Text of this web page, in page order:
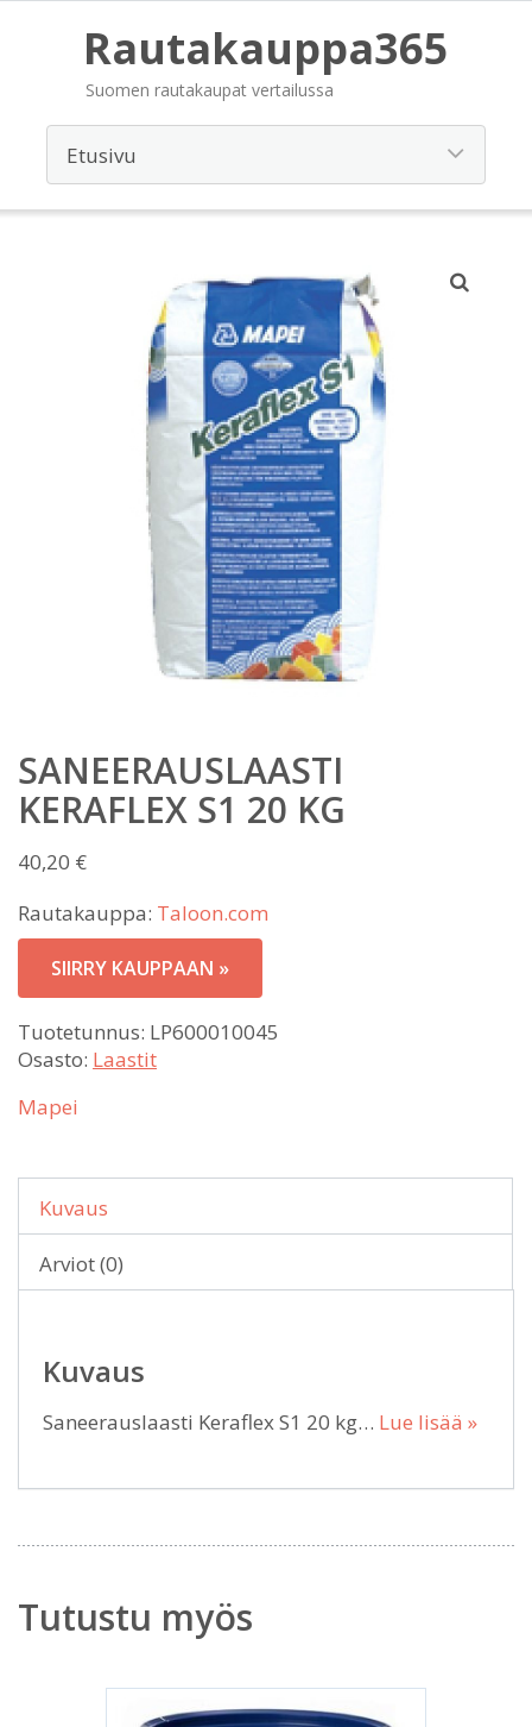
Rautakauppa365
Suomen rautakaupat vertailussa
SANEERAUSLAASTI
KERAFLEX S1 20 KG
40,20 €
Rautakauppa: Taloon.com
SIIRRY KAUPPAAN »
Tuotetunnus: LP600010045
Osasto: Laastit
Mapei
Kuvaus
Arviot (0)
Kuvaus
Saneerauslaasti Keraflex S1 20 kg… Lue lisää »
Tutustu myös